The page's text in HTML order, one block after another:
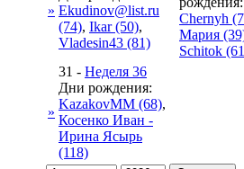
» Ekudinov@list.ru
(74), Ikar (50),
Vladesin43 (81)
Chernyh
Мария
Schitok
»
31 - Неделя 36
Дни рождения:
KazakovMM (68),
Косенко Иван -
Ирина Ясырь
(118)